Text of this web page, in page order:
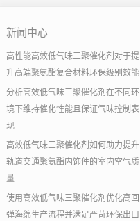
新闻中心
高性能高效低气味三聚催化剂对于提
升高端聚氨酯复合材料环保级别效能
分析高效低气味三聚催化剂在不同环
境下维持催化性能且保证气味控制表
现
高效低气味三聚催化剂如何助力提升
轨道交通聚氨酯内饰件的室内空气质
量
使用高效低气味三聚催化剂优化高回
弹海绵生产流程并满足严苛环保出口